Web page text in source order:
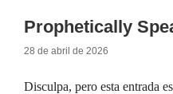
Prophetically
28 de abril de 2026
Disculpa, pero esta entrada